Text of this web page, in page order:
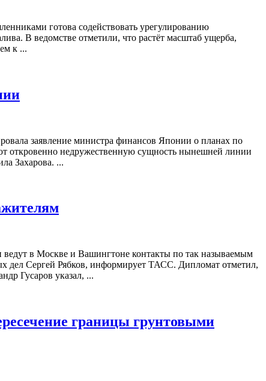
готова содействовать урегулированию
В ведомстве отметили, что растёт масштаб ущерба,
к ...
заявление министра финансов Японии о планах по
откровенно недружественную сущность нынешней линии
Захарова. ...
в Москве и Вашингтоне контакты по так называемым
дел Сергей Рябков, информирует ТАСС. Дипломат отметил,
Гусаров указал, ...
границы грунтовыми